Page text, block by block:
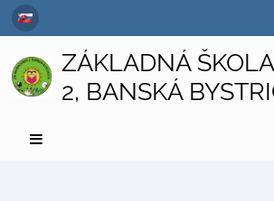
ZÁKLADNÁ
2, BANSKÁ